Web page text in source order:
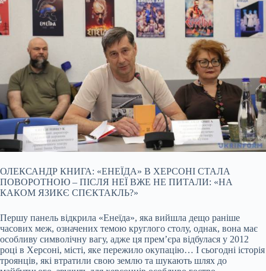
ОЛЕКСАНДР КНИГА: «ЕНЕЇДА» В ХЕРСОНІ СТАЛА
ПОВОРОТНОЮ – ПІСЛЯ НЕЇ ВЖЕ НЕ ПИТАЛИ: «НА
КАКОМ ЯЗИКЄ СПЄКТАКЛЬ?»
Першу панель відкрила «Енеїда», яка вийшла дещо раніше
часових меж, означених темою круглого столу, однак, вона має
особливу символічну вагу, адже ця прем’єра відбулася у 2012
році в Херсоні, місті, яке пережило окупацію… І сьогодні історія
троянців, які втратили свою землю та шукають шлях до